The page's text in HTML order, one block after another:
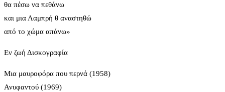
θα πέσω να πεθάνω
και μια Λαμπρή θ αναστηθώ
από το χώμα απάνω»
Εν ζωή Δισκογραφία
Μια μαυροφόρα που περνά (1958)
Ανυφαντού (1969)